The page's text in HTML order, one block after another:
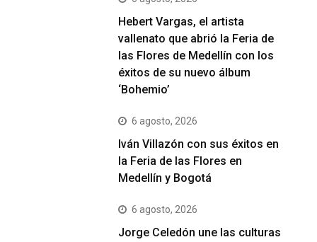
Hebert Vargas, el artista
vallenato que abrió la Feria de
las Flores de Medellín con los
éxitos de su nuevo álbum
‘Bohemio’
6 agosto, 2026
Iván Villazón con sus éxitos en
la Feria de las Flores en
Medellín y Bogotá
6 agosto, 2026
Jorge Celedón une las culturas